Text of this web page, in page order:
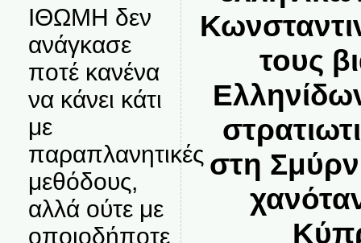
ΙΘΩΜΗ δεν
ανάγκασε
ποτέ κανένα
να κάνει κάτι
με
παραπλανητικές
μεθόδους,
αλλά ούτε με
οποιοδήποτε
τους
στη